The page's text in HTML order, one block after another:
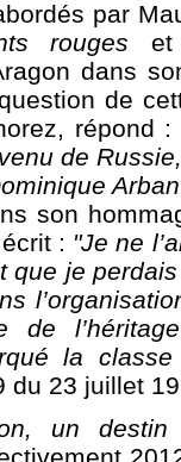
par
rouges et
dans
de
répond :
de
Arban
son
: "Je ne
que je
de
la classe
du 23 juillet
un destin